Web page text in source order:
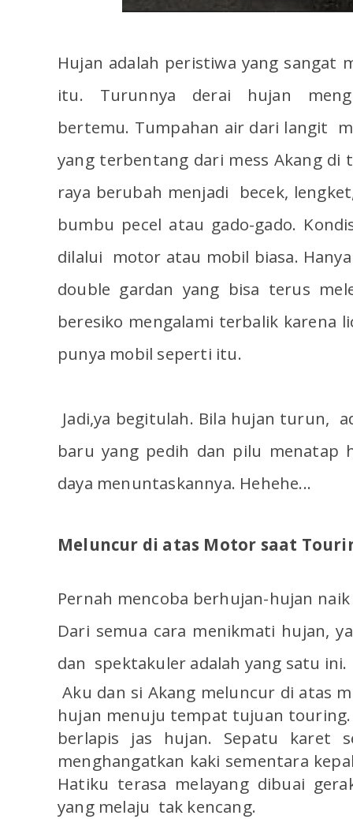
Hujan adalah peristiwa yang sangat
itu. Turunnya derai hujan
bertemu. Tumpahan air dari langit
yang terbentang dari mess Akang
raya berubah menjadi becek,
bumbu pecel atau gado-gado.
dilalui motor atau mobil biasa.
double gardan yang bisa terus
beresiko mengalami terbalik karena
punya mobil seperti itu.
Jadi,ya begitulah. Bila hujan turun,
baru yang pedih dan pilu menatap
daya menuntaskannya. Hehehe...
Meluncur di atas Motor saat
Pernah mencoba berhujan-hujan
Dari semua cara menikmati hujan,
dan spektakuler adalah yang satu ini.
Aku dan si Akang meluncur di atas
hujan menuju tempat tujuan
berlapis jas hujan. Sepatu karet
menghangatkan kaki sementara
Hatiku terasa melayang dibuai
yang melaju tak kencang.